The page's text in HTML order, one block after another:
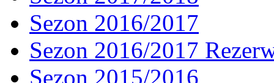
Sezon 2016/2017
Sezon 2016/2017
Sezon 2015/2016